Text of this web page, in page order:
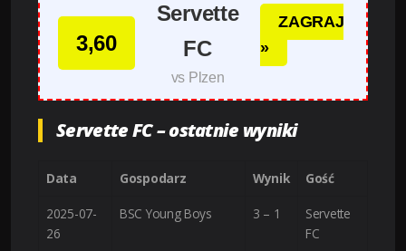
3,60
Servette
FC
vs Plzen
ZAGRAJ
»
Servette FC – ostatnie wyniki
Data Gospodarz Wynik Gość
2025-07-
26
BSC Young Boys 3 – 1
Servette
FC